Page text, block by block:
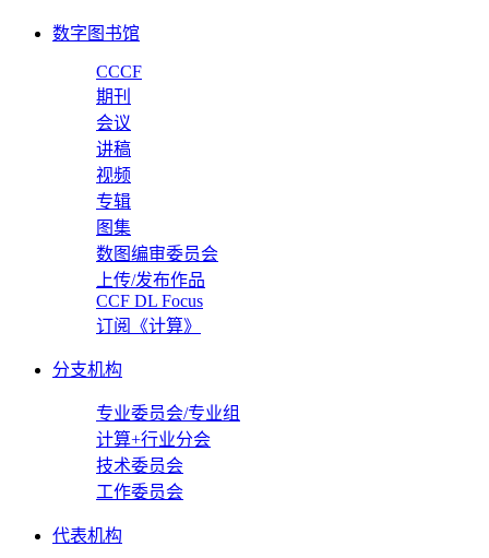
数字图书馆
CCCF
期刊
会议
讲稿
视频
专辑
图集
数图编审委员会
上传/发布作品
CCF DL Focus
订阅《计算》
分支机构
专业委员会/专业组
计算+行业分会
技术委员会
工作委员会
代表机构